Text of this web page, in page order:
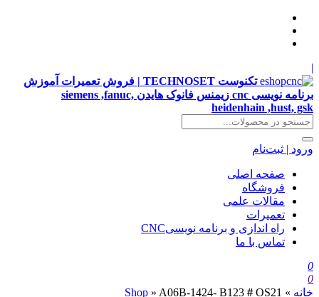
|
تکنوست TECHNOSET | فروش تعمیرات آموزش
برنامه نویسی cnc زیمنس فانوک هایدن siemens ,fanuc,
heidenhain ,hust, gsk
ورود | ثبت‌نام
صفحه اصلی
فروشگاه
مقالات علمی
تعمیرات
راه اندازی و برنامه نویسیCNC
تماس با ما
0
0
خانه »
Shop » A06B-1424- B123＃OS21